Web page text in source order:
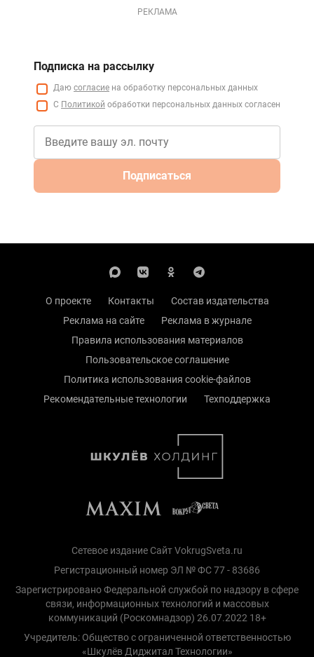
РЕКЛАМА
Подписка на рассылку
Даю согласие на обработку персональных данных
С Политикой обработки персональных данных согласен
Подписаться
О проекте Контакты
Состав издательства
Реклама на сайте
Реклама в журнале
Правила использования материалов
Пользовательское соглашение
Политика использования cookie-файлов
Рекомендательные технологии
Техподдержка
Сетевое издание Сайт VokrugSveta.ru
Регистрационный номер ЭЛ № ФС 77 - 83686
Зарегистрировано Федеральной службой по надзору в сфере
связи, информационных технологий и массовых
коммуникаций (Роскомнадзор) 26.07.2022 18+
Учредитель: Общество с ограниченной ответственностью
«Шкулёв Диджитал Технологии»